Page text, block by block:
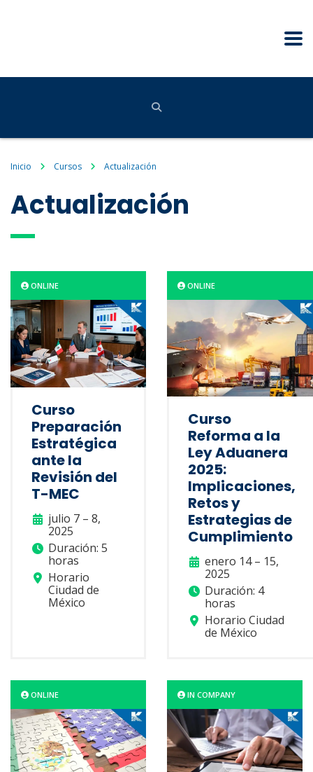
Inicio Cursos Actualización
Actualización
ONLINE
Curso
Preparación
Estratégica
ante la
Revisión del
T-MEC
julio 7 – 8,
2025
Duración: 5
horas
Horario
Ciudad de
México
ONLINE
Curso
Reforma a la
Ley Aduanera
2025:
Implicaciones,
Retos y
Estrategias de
Cumplimiento
enero 14 – 15,
2025
Duración: 4
horas
Horario Ciudad
de México
ONLINE IN COMPANY